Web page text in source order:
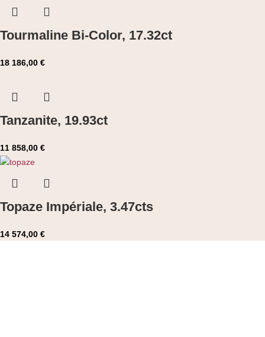
Tourmaline Bi-Color, 17.32ct
18 186,00 €
Tanzanite, 19.93ct
11 858,00 €
Topaze Impériale, 3.47cts
14 574,00 €